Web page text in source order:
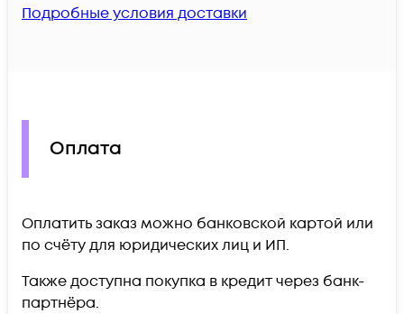
Подробные условия доставки
Оплата
Оплатить заказ можно банковской картой или
по счёту для юридических лиц и ИП.
Также доступна покупка в кредит через банк-
партнёра.